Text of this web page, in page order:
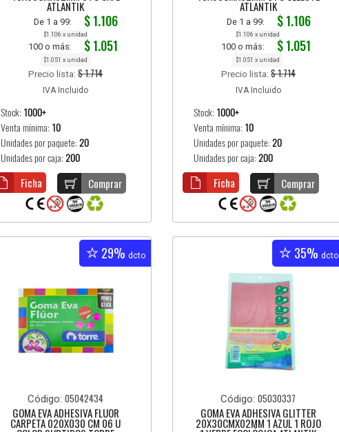
ATLANTIK
De 1 a 99: $ 1.106
$1.106 x unidad
100 o más: $ 1.051
$1.051 x unidad
Precio lista:$ 1.714
IVA Incluido
Stock: 1000+
Venta mínima: 10
Unidades por paquete:20
Unidades por caja:200
Comprar
Ficha
ATLANTIK
De 1 a 99: $ 1.106
$1.106 x unidad
100 o más: $ 1.051
$1.051 x unidad
Precio lista: $ 1.714
IVA Incluido
Stock: 1000+
Venta mínima: 10
Unidades por paquete: 20
Unidades por caja: 200
Comprar
Ficha
29% dcto
Código:05042434
GOMA EVA ADHESIVA FLUOR
CARPETA 020X030 CM 06 U
35% dcto
Código:05030337
GOMA EVA ADHESIVA GLITTER
20X30CMX02MM 1 AZUL 1 ROJO